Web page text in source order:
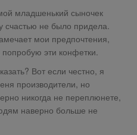
младшенький сыночек
счастью не было придела.
мои предпочтения,
попробую эти конфетки.
Вот если честно, я
производители, но
никогда не переплюнете,
наверно больше не